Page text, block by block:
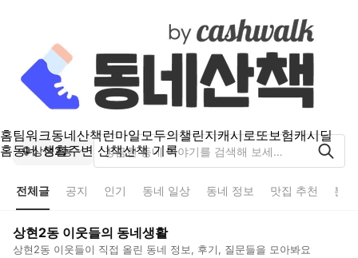
홈팀워크동네산책런마일모두의챌린지캐시로또보험캐시딜
홈동네 생활주변 산책산책 기록
상현2동
전체글 공지 인기 동네 일상 동네 정보 맛집 추천 분
상현2동 이웃들의 동네생활
상현2동 이웃들이 직접 올린 동네 정보, 후기, 질문들을 모아봐요